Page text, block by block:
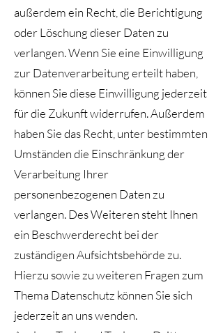
außerdem ein Recht, die Berichtigung
oder Löschung dieser Daten zu
verlangen. Wenn Sie eine Einwilligung
zur Datenverarbeitung erteilt haben,
können Sie diese Einwilligung jederzeit
für die Zukunft widerrufen. Außerdem
haben Sie das Recht, unter bestimmten
Umständen die Einschränkung der
Verarbeitung Ihrer
personenbezogenen Daten zu
verlangen. Des Weiteren steht Ihnen
ein Beschwerderecht bei der
zuständigen Aufsichtsbehörde zu.
Hierzu sowie zu weiteren Fragen zum
Thema Datenschutz können Sie sich
jederzeit an uns wenden.